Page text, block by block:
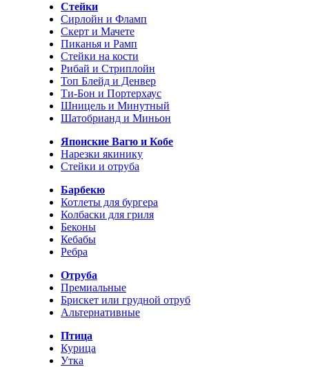
Стейки
Сирлойн и Фламп
Скерт и Мачете
Пиканья и Рамп
Стейки на кости
Рибай и Стриплойн
Топ Блейд и Денвер
Ти-Бон и Портерхаус
Шницель и Минутный
Шатобрианд и Миньон
Японские Вагю и Кобе
Нарезки якинику
Стейки и отруба
Барбекю
Котлеты для бургера
Колбаски для гриля
Беконы
Кебабы
Ребра
Отруба
Премиальные
Брискет или грудной отруб
Альтернативные
Птица
Курица
Утка